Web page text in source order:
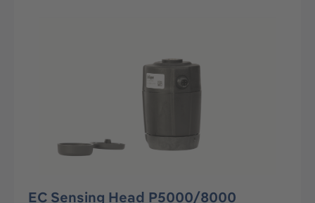
EC Sensing Head P5000/8000